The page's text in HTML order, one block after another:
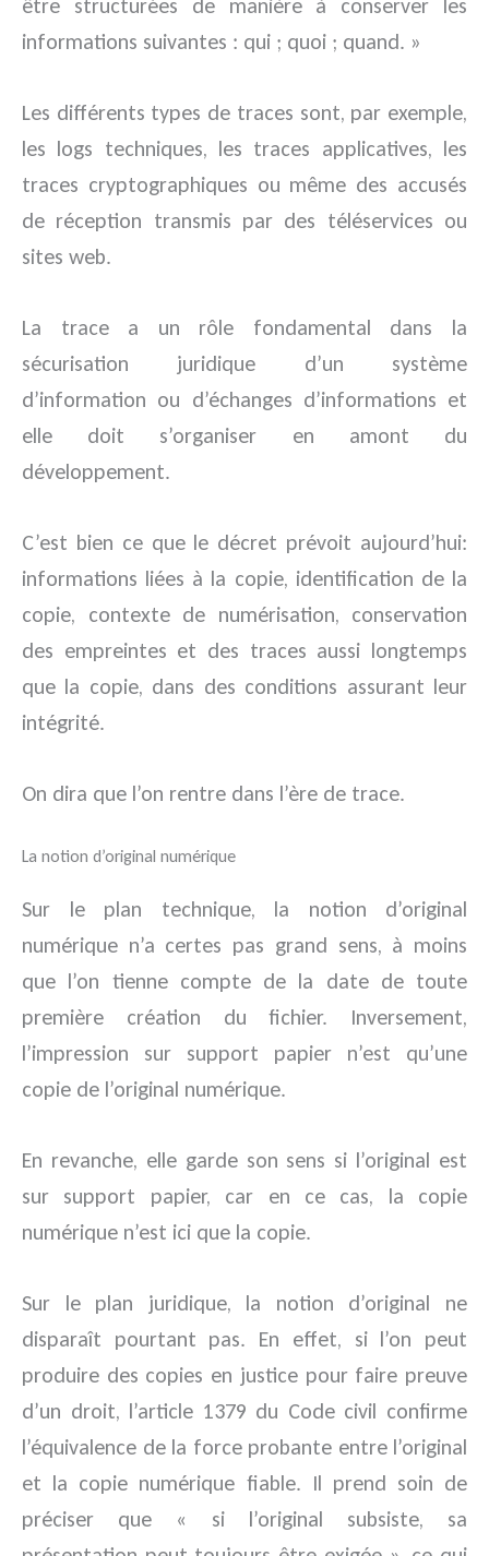
informations suivantes : qui ; quoi ; quand. »
Les différents types de traces sont, par exemple,
les logs techniques, les traces applicatives, les
traces cryptographiques ou même des accusés
de réception transmis par des téléservices ou
sites web.
La trace a un rôle fondamental dans la
sécurisation juridique d’un système
d’information ou d’échanges d’informations et
elle doit s’organiser en amont du
développement.
C’est bien ce que le décret prévoit aujourd’hui:
informations liées à la copie, identification de la
copie, contexte de numérisation, conservation
des empreintes et des traces aussi longtemps
que la copie, dans des conditions assurant leur
intégrité.
On dira que l’on rentre dans l’ère de trace.
La notion d’original numérique
Sur le plan technique, la notion d’original
numérique n’a certes pas grand sens, à moins
que l’on tienne compte de la date de toute
première création du fichier. Inversement,
l’impression sur support papier n’est qu’une
copie de l’original numérique.
En revanche, elle garde son sens si l’original est
sur support papier, car en ce cas, la copie
numérique n’est ici que la copie.
Sur le plan juridique, la notion d’original ne
disparaît pourtant pas. En effet, si l’on peut
produire des copies en justice pour faire preuve
d’un droit, l’article 1379 du Code civil confirme
l’équivalence de la force probante entre l’original
et la copie numérique fiable. Il prend soin de
préciser que « si l’original subsiste, sa